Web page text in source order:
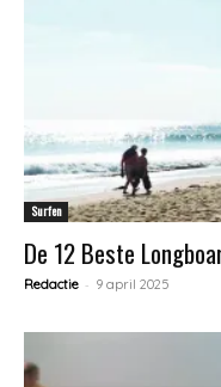
Surfen
De 12 Beste
Redactie - 9 april 2025